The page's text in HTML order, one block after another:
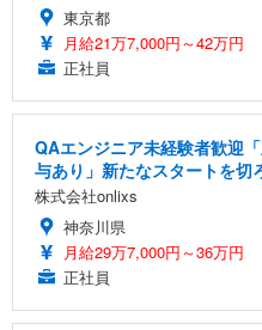
東京都
月給21万7,000円～42万円
正社員
QAエンジニア未経験者歓迎
与あり」新たなスタートを切
株式会社onlixs
神奈川県
月給29万7,000円～36万円
正社員